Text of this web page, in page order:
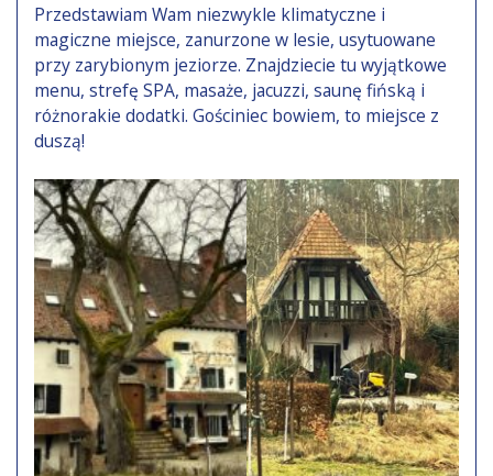
Przedstawiam Wam niezwykle klimatyczne i
magiczne miejsce, zanurzone w lesie, usytuowane
przy zarybionym jeziorze. Znajdziecie tu wyjątkowe
menu, strefę SPA, masaże, jacuzzi, saunę fińską i
różnorakie dodatki. Gościniec bowiem, to miejsce z
duszą!